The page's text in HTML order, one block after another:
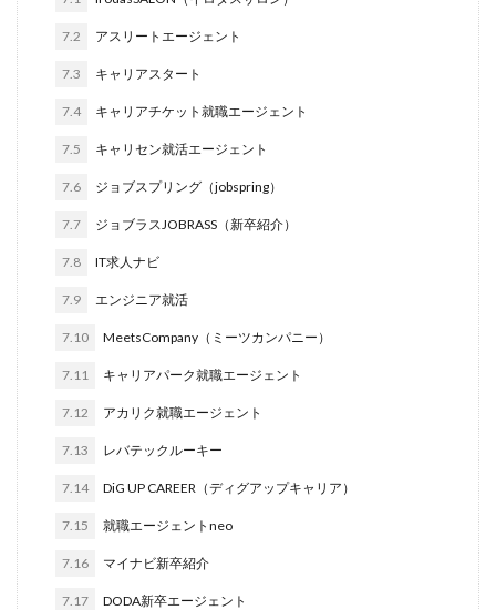
7.2 アスリートエージェント
7.3 キャリアスタート
7.4 キャリアチケット就職エージェント
7.5 キャリセン就活エージェント
7.6 ジョブスプリング（jobspring）
7.7 ジョブラスJOBRASS（新卒紹介）
7.8 IT求人ナビ
7.9 エンジニア就活
7.10 MeetsCompany（ミーツカンパニー）
7.11 キャリアパーク就職エージェント
7.12 アカリク就職エージェント
7.13 レバテックルーキー
7.14 DiG UP CAREER（ディグアップキャリア）
7.15 就職エージェントneo
7.16 マイナビ新卒紹介
7.17 DODA新卒エージェント
面談
面接 難易度
難しい
隠れホワイト企業
適職診断ツール
愛知県名古屋市
既卒 朝日学情ナビ
有名企業
早期選考時期
早期選考
新卒応援ハローワーク
新卒 支援先
持ち駒ゼロ
手遅れ 手取り15万
株式会社ジールコミュニケーションズ
求人
比較 正社員
株式会社ローカルイノベーション